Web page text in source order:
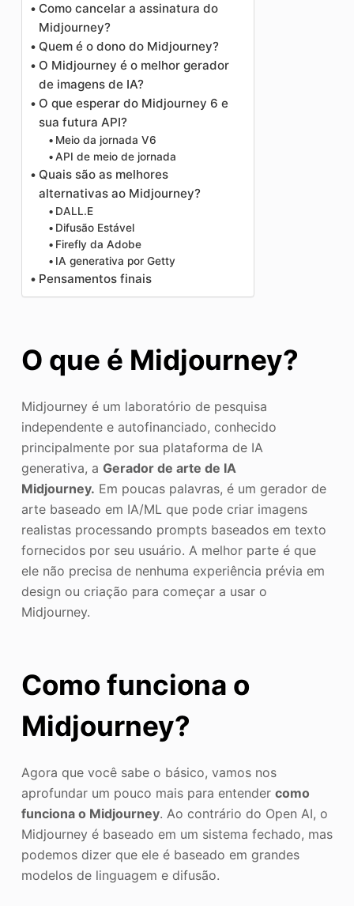
Como cancelar a assinatura do
Midjourney?
Quem é o dono do Midjourney?
O Midjourney é o melhor gerador
de imagens de IA?
O que esperar do Midjourney 6 e
sua futura API?
Meio da jornada V6
API de meio de jornada
Quais são as melhores
alternativas ao Midjourney?
DALL.E
Difusão Estável
Firefly da Adobe
IA generativa por Getty
Pensamentos finais
O que é Midjourney?
Midjourney é um laboratório de pesquisa
independente e autofinanciado, conhecido
principalmente por sua plataforma de IA
generativa, a Gerador de arte de IA
Midjourney. Em poucas palavras, é um gerador de
arte baseado em IA/ML que pode criar imagens
realistas processando prompts baseados em texto
fornecidos por seu usuário. A melhor parte é que
ele não precisa de nenhuma experiência prévia em
design ou criação para começar a usar o
Midjourney.
Como funciona o
Midjourney?
Agora que você sabe o básico, vamos nos
aprofundar um pouco mais para entender como
funciona o Midjourney. Ao contrário do Open AI, o
Midjourney é baseado em um sistema fechado, mas
podemos dizer que ele é baseado em grandes
modelos de linguagem e difusão.